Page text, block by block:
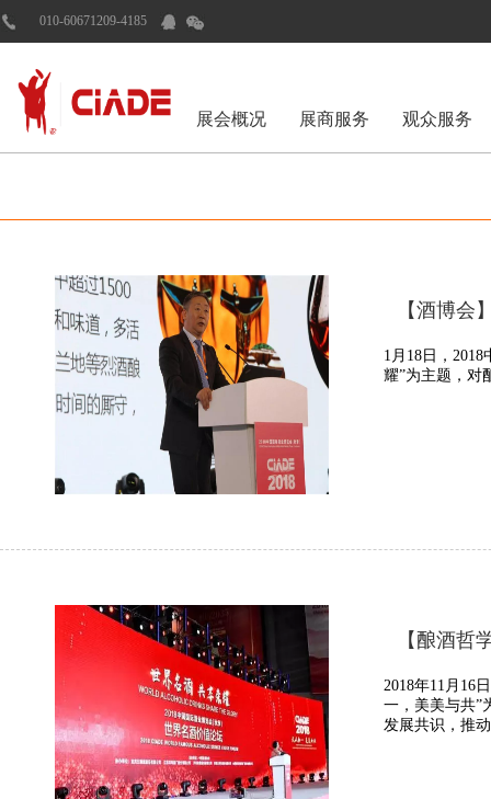
010-60671209-4185
展会概况 展商服务 观众服务
【酒博会
1月18日，
耀”为主题，对
【酿酒哲
2018年11月16
一，美美与共”
发展共识，推